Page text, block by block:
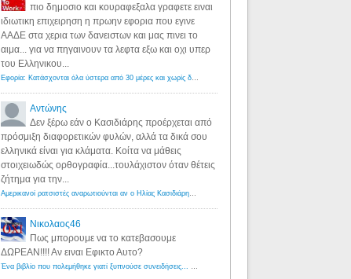
πιο δημοσιο και κουραφεξαλα γραφετε ειναι
ιδιωτικη επιχειρηση η πρωην εφορια που εγινε
ΑΑΔΕ στα χερια των δανειστων και μας πινει το
αιμα... για να πηγαινουν τα λεφτα εξω και οχι υπερ
του Ελληνικου...
Εφορία: Κατάσχονται όλα ύστερα από 30 μέρες και χωρίς δικαστικές αποφάσεις - Λόγιος Ερμής
Αντώνης
Δεν ξέρω εάν ο Κασιδιάρης προέρχεται από
πρόσμιξη διαφορετικών φυλών, αλλά τα δικά σου
ελληνικά είναι για κλάματα. Κοίτα να μάθεις
στοιχειωδώς ορθογραφία...τουλάχιστον όταν θέτεις
ζήτημα για την...
Αμερικανοί ρατσιστές αναρωτιούνται αν ο Ηλίας Κασιδιάρης ανήκει στη λευκή φυλή... - Λόγιος Ερμής
Νικολαος46
Πως μπορουμε να το κατεβασουμε
ΔΩΡΕΑΝ!!!! Αν ειναι Εφικτο Αυτο?
Ένα βιβλίο που πολεμήθηκε γιατί ξυπνούσε συνειδήσεις... - Λόγιος Ερμής | Η γνώση ξεκινάει με την αναζήτηση...